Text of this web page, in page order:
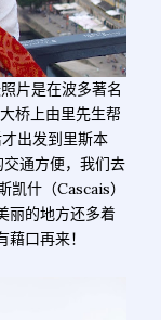
片是在波多著名
桥上由里先生帮
出发到里斯本
通方便，我们去
什（Cascais）
丽的地方还多着
口再来！